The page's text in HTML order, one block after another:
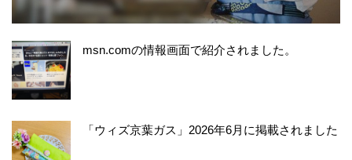
msn.comの情報画面で紹介されました。
「ウィズ京葉ガス」2026年6月に掲載されました